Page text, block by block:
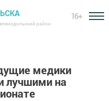
район
16+
медики
лучшими на